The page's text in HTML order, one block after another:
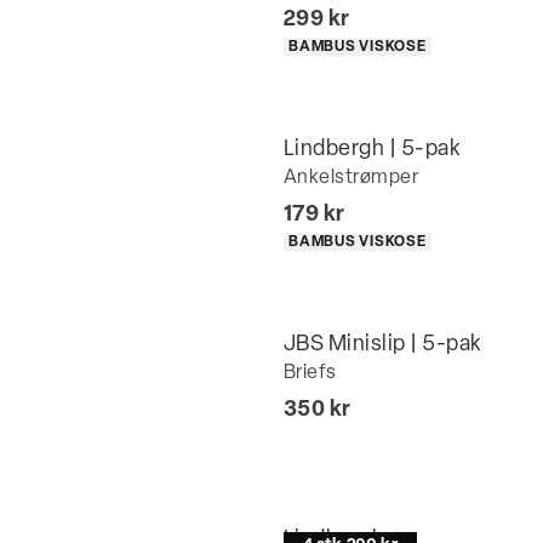
I alt (inkl. rabat)
299 kr
Produkt egenskaber
BAMBUS VISKOSE
Lindbergh | 5-pak
Ankelstrømper
I alt (inkl. rabat)
179 kr
Produkt egenskaber
BAMBUS VISKOSE
JBS Minislip | 5-pak
Briefs
I alt (inkl. rabat)
350 kr